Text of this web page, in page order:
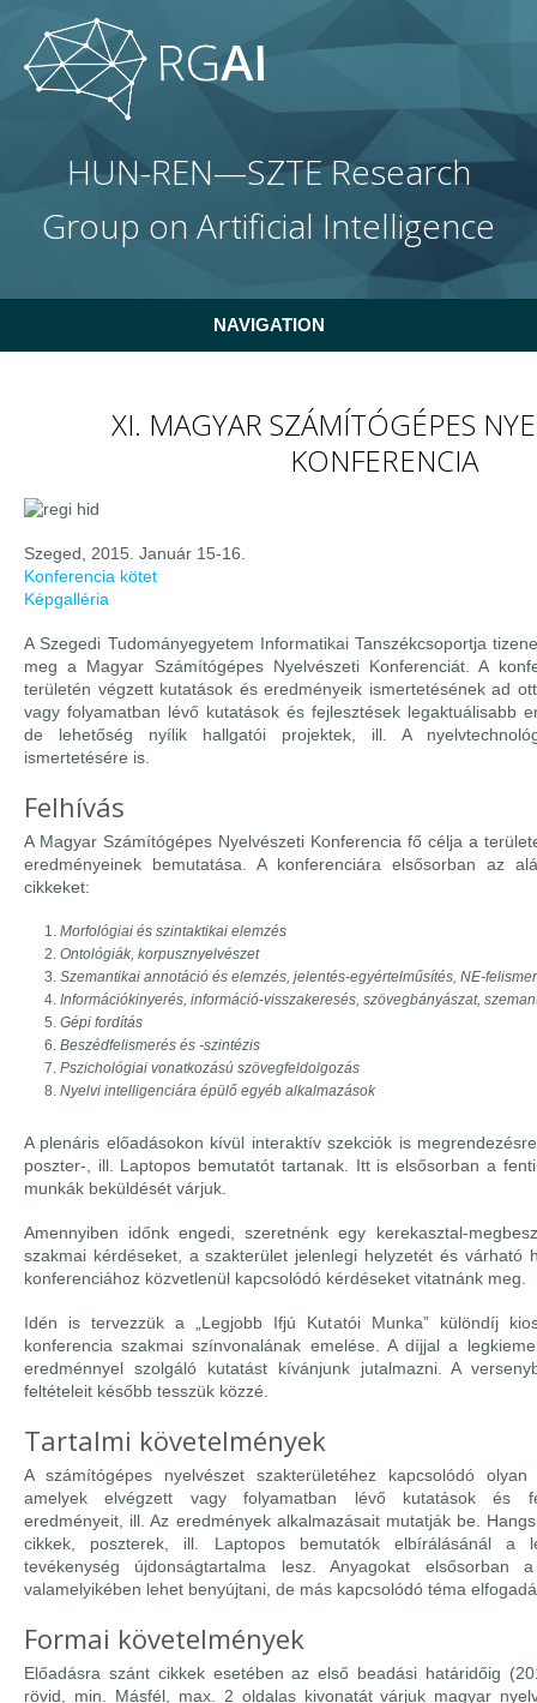
HUN-REN—SZTE Research
Group on Artificial Intelligence
NAVIGATION
XI. MAGYAR SZÁMÍTÓGÉPES
KONFERENCIA
Szeged, 2015. Január 15-16.
Konferencia kötet
Képgalléria
A Szegedi Tudományegyetem Informatikai Tanszékcsoportja
meg a Magyar Számítógépes Nyelvészeti Konferenciát. A
területén végzett kutatások és eredményeik ismertetésének ad
vagy folyamatban lévő kutatások és fejlesztések legaktuálisabb
de lehetőség nyílik hallgatói projektek, ill. A
ismertetésére is.
Felhívás
A Magyar Számítógépes Nyelvészeti Konferencia fő célja a
eredményeinek bemutatása. A konferenciára elsősorban az
cikkeket:
Morfológiai és szintaktikai elemzés
Ontológiák, korpusznyelvészet
Szemantikai annotáció és elemzés, jelentés-egyértelműsítés, NE-
Információkinyerés, információ-visszakeresés, szövegbányászat,
Gépi fordítás
Beszédfelismerés és -szintézis
Pszichológiai vonatkozású szövegfeldolgozás
Nyelvi intelligenciára épülő egyéb alkalmazások
A plenáris előadásokon kívül interaktív szekciók is
poszter-, ill. Laptopos bemutatót tartanak. Itt is elsősorban a
munkák beküldését várjuk.
Amennyiben időnk engedi, szeretnénk egy kerekasztal-
szakmai kérdéseket, a szakterület jelenlegi helyzetét és várható
konferenciához közvetlenül kapcsolódó kérdéseket vitatnánk meg.
Idén is tervezzük a „Legjobb Ifjú Kutatói Munka” különdíj
konferencia szakmai színvonalának emelése. A díjjal a
eredménnyel szolgáló kutatást kívánjunk jutalmazni. A
feltételeit később tesszük közzé.
Tartalmi követelmények
A számítógépes nyelvészet szakterületéhez kapcsolódó
amelyek elvégzett vagy folyamatban lévő kutatások és
eredményeit, ill. Az eredmények alkalmazásait mutatják be.
cikkek, poszterek, ill. Laptopos bemutatók elbírálásánál a
tevékenység újdonságtartalma lesz. Anyagokat elsősorban
valamelyikében lehet benyújtani, de más kapcsolódó téma
Formai követelmények
Előadásra szánt cikkek esetében az első beadási határidőig
rövid, min. Másfél, max. 2 oldalas kivonatát várjuk magyar